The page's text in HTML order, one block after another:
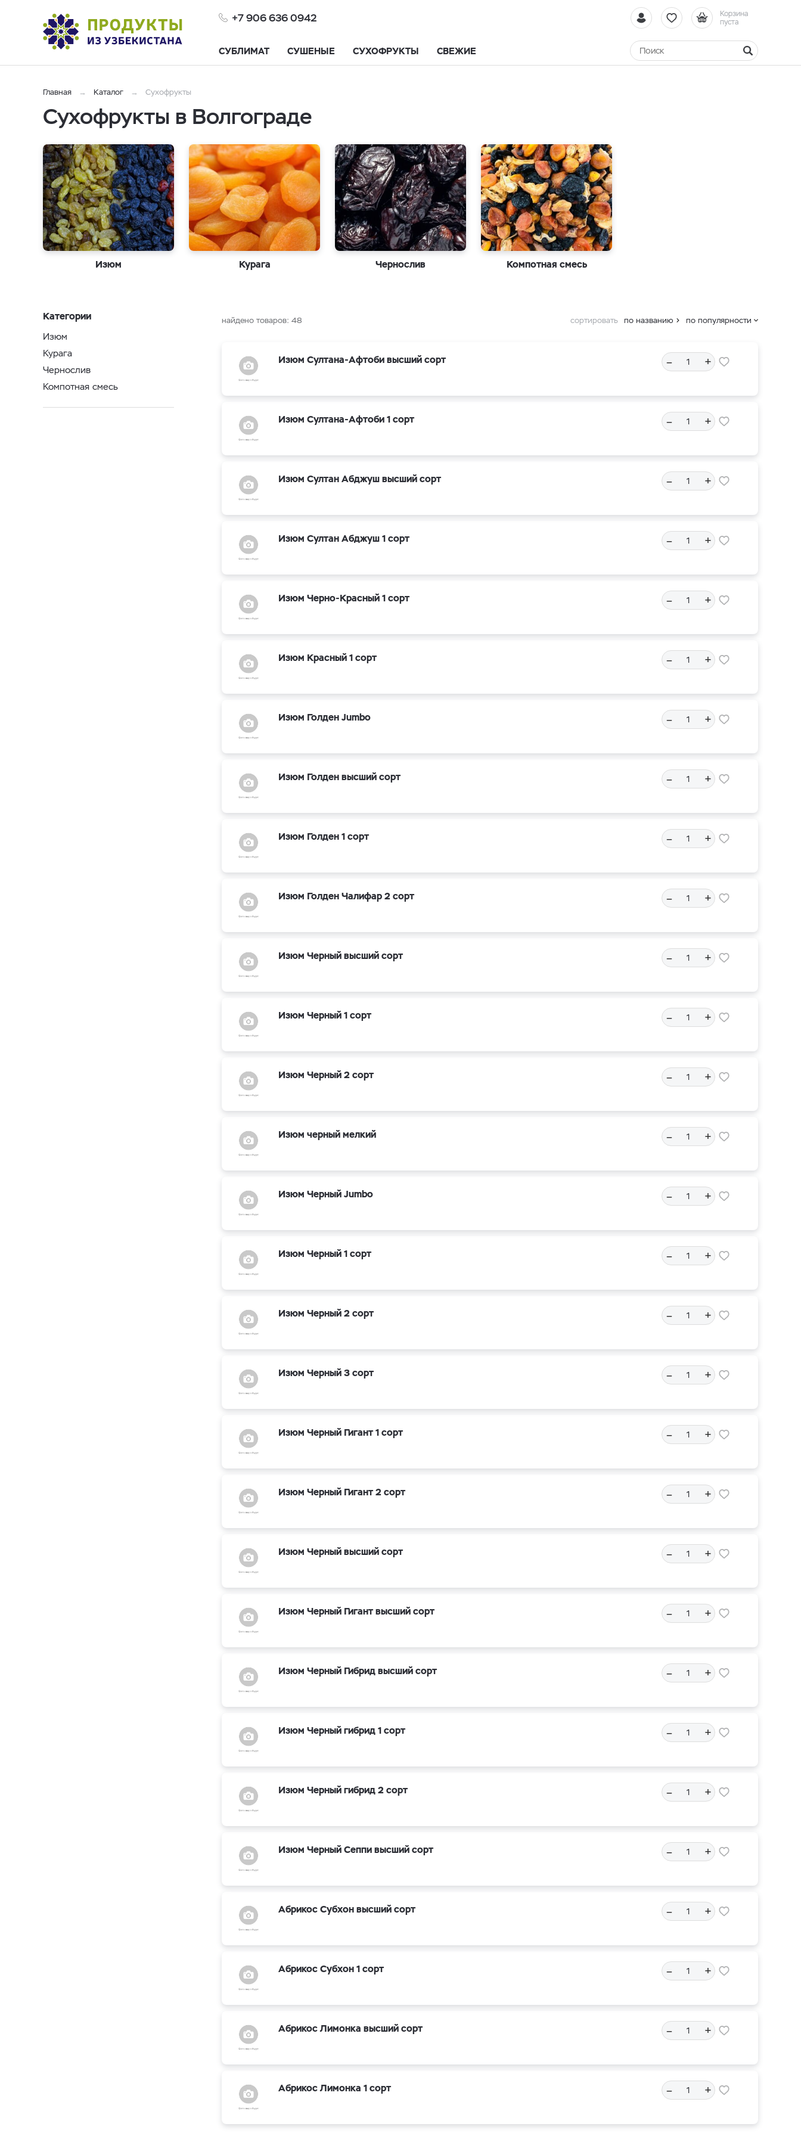
+7 906 636 0942
Корзина
пуста
СУБЛИМАТ СУШЕНЫЕ СУХОФРУКТЫ СВЕЖИЕ
Главная Каталог Сухофрукты
Сухофрукты в Волгограде
Изюм Курага Чернослив Компотная смесь
Категории
Изюм
Курага
Чернослив
Компотная смесь
найдено товаров: 48 сортировать по названию по популярности
Изюм Султана-Афтоби высший сорт – +
Изюм Султана-Афтоби 1 сорт – +
Изюм Султан Абджуш высший сорт – +
Изюм Султан Абджуш 1 сорт – +
Изюм Черно-Красный 1 сорт – +
Изюм Красный 1 сорт – +
Изюм Голден Jumbo – +
Изюм Голден высший сорт – +
Изюм Голден 1 сорт – +
Изюм Голден Чалифар 2 сорт – +
Изюм Черный высший сорт – +
Изюм Черный 1 сорт – +
Изюм Черный 2 сорт – +
Изюм черный мелкий – +
Изюм Черный Jumbo – +
Изюм Черный 1 сорт – +
Изюм Черный 2 сорт – +
Изюм Черный 3 сорт – +
Изюм Черный Гигант 1 сорт – +
Изюм Черный Гигант 2 сорт – +
Изюм Черный высший сорт – +
Изюм Черный Гигант высший сорт – +
Изюм Черный Гибрид высший сорт – +
Изюм Черный гибрид 1 сорт – +
Изюм Черный гибрид 2 сорт – +
Изюм Черный Сеппи высший сорт – +
Абрикос Субхон высший сорт – +
Абрикос Субхон 1 сорт – +
Абрикос Лимонка высший сорт – +
Абрикос Лимонка 1 сорт – +